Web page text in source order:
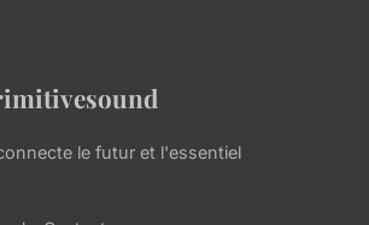
le futur et l'essentiel